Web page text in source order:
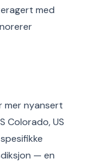
med
mer nyansert
Colorado, US
— en